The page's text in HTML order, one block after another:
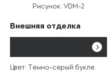
Рисунок: VDM-2
Внешняя отделка
Цвет: Темно-серый букле